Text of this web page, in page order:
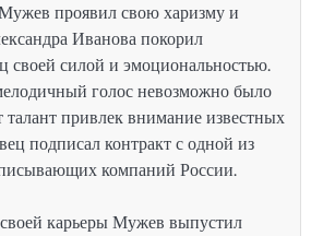
проявил свою харизму и
Иванова покорил
своей силой и эмоциональностью.
голос невозможно было
талант привлек внимание известных
подписал контракт с одной из
компаний России.
своей карьеры Мужев выпустил